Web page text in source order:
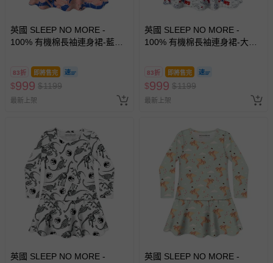
英國 SLEEP NO MORE -
100% 有機棉長袖連身裙-藍底
83折 即將售完
$999 $1199
最新上架
英國 SLEEP NO MORE -
100% 有機棉長袖連身裙-大白
83折 即將售完
$999 $1199
最新上架
英國 SLEEP NO MORE -
英國 SLEEP NO MORE -